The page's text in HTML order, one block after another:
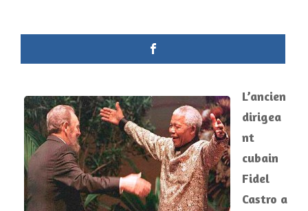
L’ancien
dirigea
nt
cubain
Fidel
Castro a